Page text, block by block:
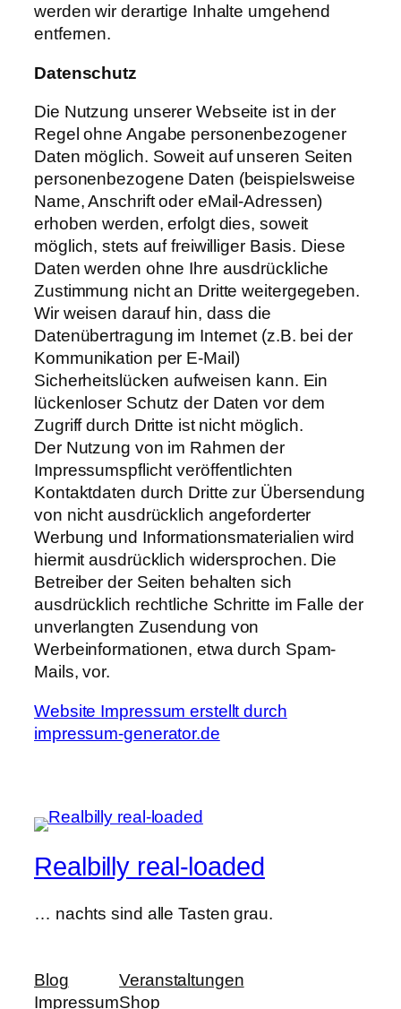
werden wir derartige Inhalte umgehend
entfernen.
Datenschutz
Die Nutzung unserer Webseite ist in der
Regel ohne Angabe personenbezogener
Daten möglich. Soweit auf unseren Seiten
personenbezogene Daten (beispielsweise
Name, Anschrift oder eMail-Adressen)
erhoben werden, erfolgt dies, soweit
möglich, stets auf freiwilliger Basis. Diese
Daten werden ohne Ihre ausdrückliche
Zustimmung nicht an Dritte weitergegeben.
Wir weisen darauf hin, dass die
Datenübertragung im Internet (z.B. bei der
Kommunikation per E-Mail)
Sicherheitslücken aufweisen kann. Ein
lückenloser Schutz der Daten vor dem
Zugriff durch Dritte ist nicht möglich.
Der Nutzung von im Rahmen der
Impressumspflicht veröffentlichten
Kontaktdaten durch Dritte zur Übersendung
von nicht ausdrücklich angeforderter
Werbung und Informationsmaterialien wird
hiermit ausdrücklich widersprochen. Die
Betreiber der Seiten behalten sich
ausdrücklich rechtliche Schritte im Falle der
unverlangten Zusendung von
Werbeinformationen, etwa durch Spam-
Mails, vor.
Website Impressum erstellt durch
impressum-generator.de
Realbilly real-loaded
… nachts sind alle Tasten grau.
Blog
Impressum
Veranstaltungen
Shop